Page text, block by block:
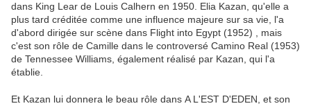
dans King Lear de Louis Calhern en 1950. Elia Kazan, qu'elle a
plus tard créditée comme une influence majeure sur sa vie, l'a
d'abord dirigée sur scène dans Flight into Egypt (1952) , mais
c'est son rôle de Camille dans le controversé Camino Real (1953)
de Tennessee Williams, également réalisé par Kazan, qui l'a
établie.
Et Kazan lui donnera le beau rôle dans A L'EST D'EDEN, et son